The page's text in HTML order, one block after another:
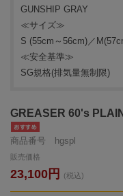
GUNSHIP GRAY
≪サイズ≫
S (55cm～56cm)／
≪安全基準≫
SG規格(排気量無制限)
GREASER 60's
商品番号 hgspl
販売価格
23,100円 (税込)